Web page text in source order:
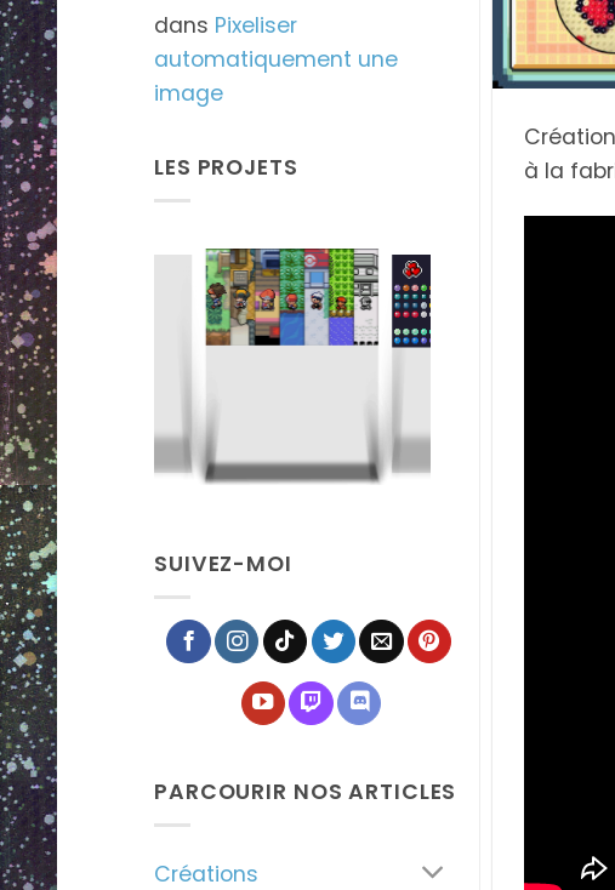
dans Pixeliser
automatiquement une
image
LES PROJETS
Pix'em All Pixélodique
SUIVEZ-MOI
PARCOURIR NOS ARTICLES
Créations
à la